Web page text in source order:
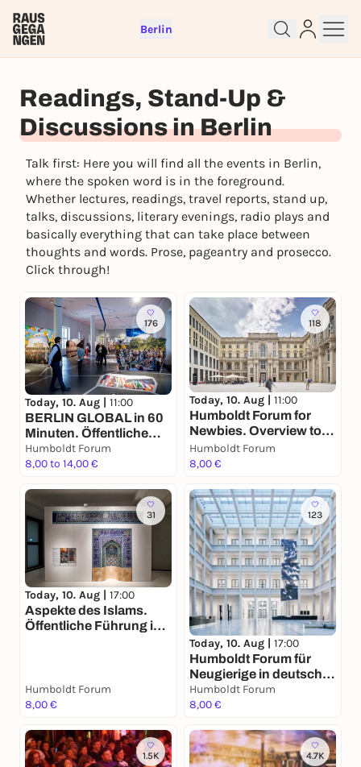
Berlin
Readings, Stand-Up &
Discussions in Berlin
Talk first: Here you will find all the events in Berlin,
where the spoken word is in the foreground.
Whether lectures, readings, travel reports, stand up,
talks, discussions, literary evenings, radio plays and
basically everything that can take place between
thoughts and words. Prose, pageantry and prosecco.
Click through!
176
Today, 10. Aug | 11:00
BERLIN GLOBAL in 60
Minuten. Öffentliche
Führung in deutscher
Sprache
Humboldt Forum
8,00 to 14,00 €
118
Today, 10. Aug | 11:00
Humboldt Forum for
Newbies. Overview tour
for adults in English
Humboldt Forum
8,00 €
31
Today, 10. Aug | 17:00
Aspekte des Islams.
Öffentliche Führung in
Humboldt Forum
8,00 €
123
Today, 10. Aug | 17:00
Humboldt Forum für
Neugierige in deutscher
Sprache
Humboldt Forum
8,00 €
1.5K 4.7K
Sign up for free and get started
To like events, follow pages, or participate in
lotteries, you need a free Rausgegangen account.
REGISTER FOR FREE NOW
You already have an account?Log in now